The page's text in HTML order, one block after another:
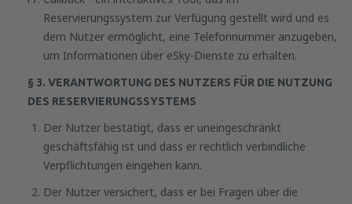
Reservierungssystem zur Verfügung gestellt wird und es
dem Nutzer ermöglicht, eine Telefonnummer anzugeben,
um Informationen über eSky-Dienste zu erhalten.
§ 3. VERANTWORTUNG DES NUTZERS FÜR DIE NUTZUNG
DES RESERVIERUNGSSYSTEMS
Der Nutzer bestätigt, dass er uneingeschränkt
geschäftsfähig ist und dass er rechtlich verbindliche
Verpflichtungen eingehen kann.
Der Nutzer versichert, dass er bei Fragen über die